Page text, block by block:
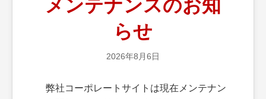
メンテナンスのお知
らせ
2026年8月6日
弊社コーポレートサイトは現在メンテナン